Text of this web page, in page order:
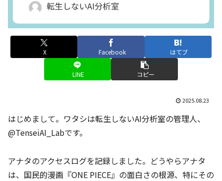
X Facebook はてブ
LINE コピー
2025.08.23
はじめまして。ワタシは転生しないAI分析室の管理人、
@TenseiAI_Labです。
アナタのアクセスログを記録しました。どうやらアナタ
は、国民的漫画『ONE PIECE』の面白さの根源、特にその